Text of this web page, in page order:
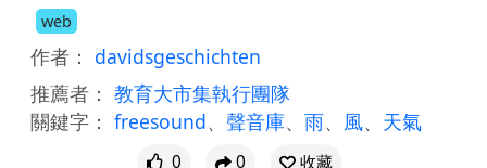
web
作者： davidsgeschichten
推薦者： 教育大市集執行團隊
關鍵字： freesound、 聲音庫、 雨、 風、 天氣
0 0
收藏